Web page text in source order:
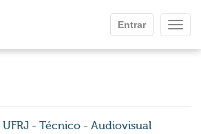
Entrar
UFRJ - Técnico - Audiovisual